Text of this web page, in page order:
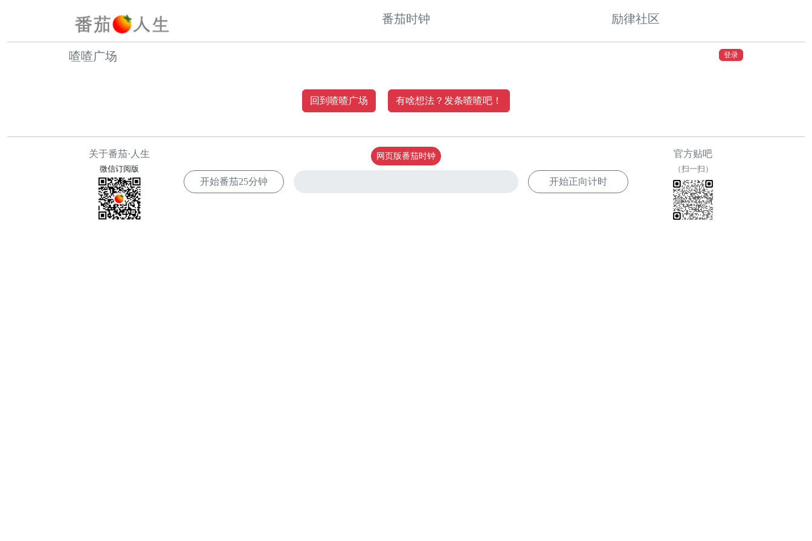
番茄时钟 励律社区
喳喳广场 登录
回到喳喳广场 有啥想法？发条喳喳吧！
关于番茄·人生
微信订阅版
网页版番茄时钟
开始番茄25分钟 开始正向计时
官方贴吧
（扫一扫）